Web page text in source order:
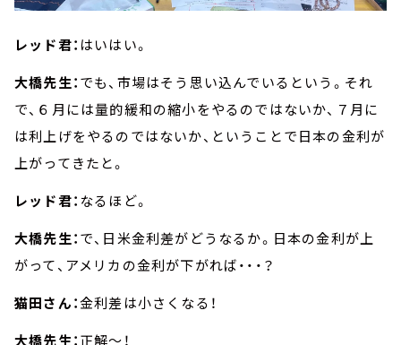
レッド君： はいはい。
大橋先生：でも、市場はそう思い込んでいるという。それ
で、６月には量的緩和の縮小をやるのではないか、７月に
は利上げをやるのではないか、ということで日本の金利が
上がってきたと。
レッド君： なるほど。
大橋先生：で、日米金利差がどうなるか。日本の金利が上
がって、アメリカの金利が下がれば・・・？
猫田さん：金利差は小さくなる！
大橋先生：正解～！